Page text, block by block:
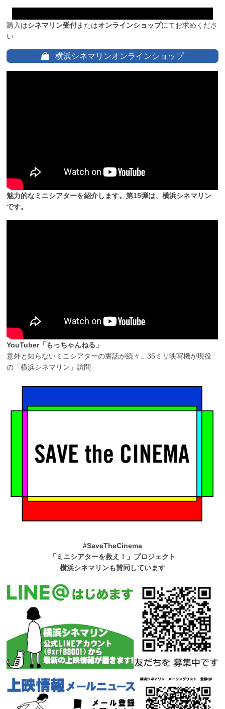
購入はシネマリン受付またはオンラインショップにてお求めくださ
い
横浜シネマリンオンラインショップ
魅力的なミニシアターを紹介します。第15弾は、横浜シネマリン
です。
YouTuber「もっちゃんねる」
意外と知らないミニシアターの裏話が続々…35ミリ映写機が現役
の「横浜シネマリン」訪問
#SaveTheCinema
「ミニシアターを救え！」プロジェクト
横浜シネマリンも賛同しています